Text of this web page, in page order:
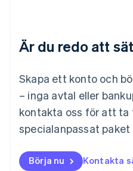
Är du redo att
Skapa ett konto och
– inga avtal eller
kontakta oss för att ta
specialanpassat
Börja nu Kontakta
FrançaisDeutschEnglish
Malta
English
Mexiko
Español English
Nederländerna
Norge
English